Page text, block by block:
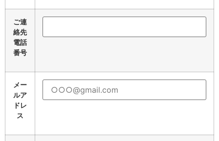
ご連
絡先
電話
番号
メー
ルア
ドレ
ス